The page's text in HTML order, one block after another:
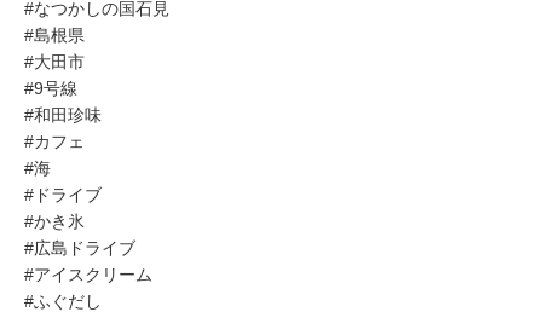
#なつかしの国石見
#島根県
#大田市
#9号線
#和田珍味
#カフェ
#海
#ドライブ
#かき氷
#広島ドライブ
#アイスクリーム
#ふぐだし